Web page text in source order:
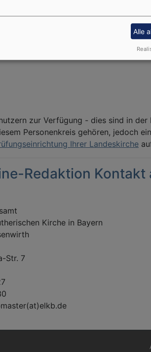
ein. z.B. Geben Sie für 1+3 eine 4 ein.
zur Verfügung - dies sind in
Personenkreis gehören, jedoch
Ihrer Landeskirche
Redaktion Kontakt
Kirche in Bayern
Str. 7
Alle